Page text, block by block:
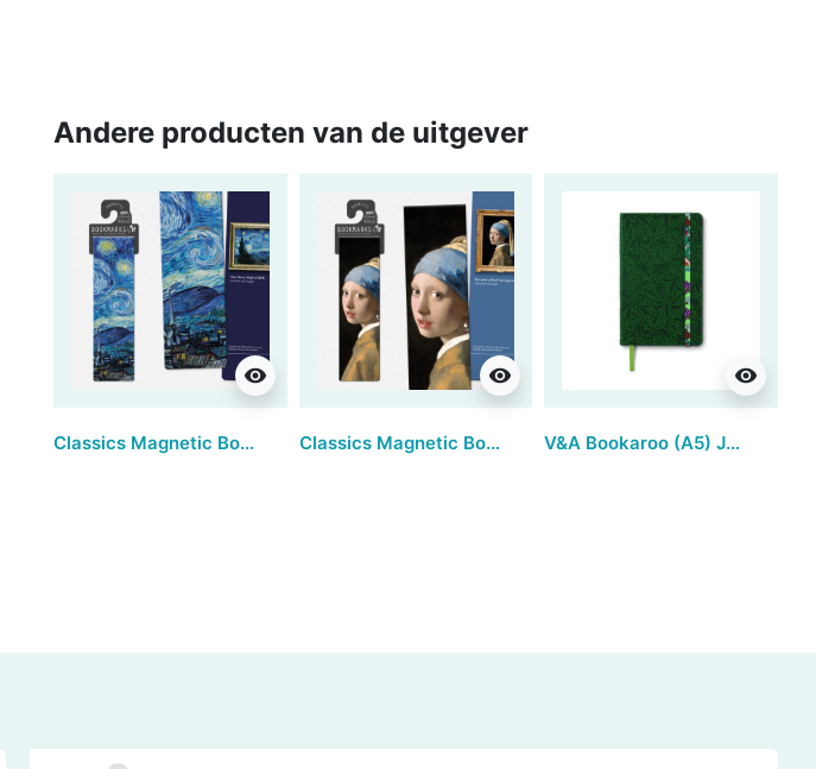
Andere producten van de uitgever
visibility
Classics Magnetic Bookmarks - The Starry Night (set van 3)
visibility
Classics Magnetic Bookmarks - Girl with a Pearl Earring (set van 3)
visibility
V&A Bookaroo (A5) JOURNAL - Sundour